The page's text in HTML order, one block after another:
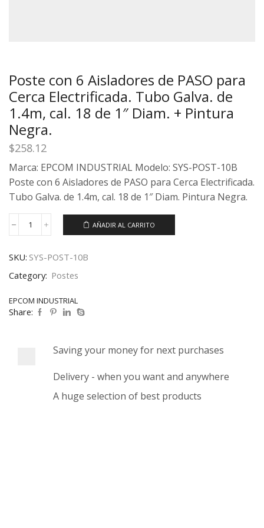
Poste con 6 Aisladores de PASO para
Cerca Electrificada. Tubo Galva. de
1.4m, cal. 18 de 1″ Diam. + Pintura
Negra.
$258.12
Marca: EPCOM INDUSTRIAL Modelo: SYS-POST-10B
Poste con 6 Aisladores de PASO para Cerca Electrificada.
Tubo Galva. de 1.4m, cal. 18 de 1″ Diam. Pintura Negra.
AÑADIR AL CARRITO
SKU: SYS-POST-10B
Category: Postes
EPCOM INDUSTRIAL
Share:
Saving your money for next purchases
Delivery - when you want and anywhere
A huge selection of best products